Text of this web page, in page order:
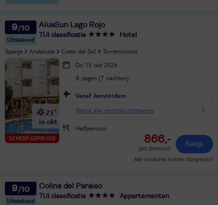
9
Uitstekend
AluaSun Lago Rojo
TUI classificatie Hotel
Spanje Andalusië Costa del Sol Torremolinos
SCHERP GEPRIJSD
23°
in okt
Do 15 okt 2026
8 dagen (7 nachten)
Vanaf Amsterdam
Bekijk alle vertrekluchthavens
Halfpension
866,-
per persoon
Bekijk
Alle verplichte kosten inbegrepen!
9
Uitstekend
Colina del Paraiso
TUI classificatie Appartementen